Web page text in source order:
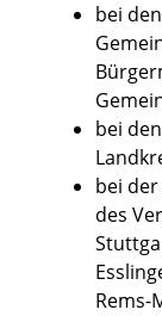
bei
bei
bei
des
Rems-